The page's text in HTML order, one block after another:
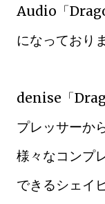
Audio「
になっており
denise「
プレッサーか
様々なコンプ
できるシェイ